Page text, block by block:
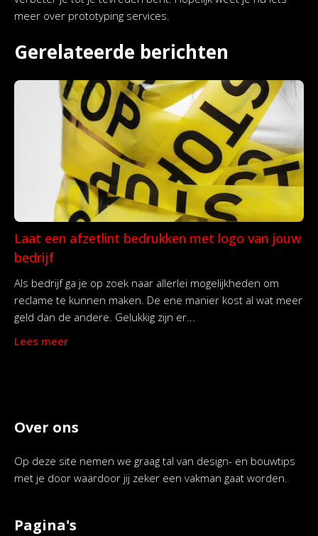
meer over prototyping services.
Gerelateerde berichten
Laat een afzetlint bedrukken met logo van jouw
bedrijf
Als bedrijf ga je op zoek naar allerlei mogelijkheden om
reclame te kunnen maken. De ene manier kost al wat meer
geld dan de andere. Gelukkig zijn er...
Lees meer
Over ons
Op deze site nemen we graag tal van design- en bouwtips
met je door waardoor jij zeker een vakman gaat worden.
Pagina's